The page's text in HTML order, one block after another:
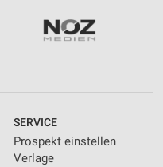
SERVICE
Prospekt einstellen
Verlage